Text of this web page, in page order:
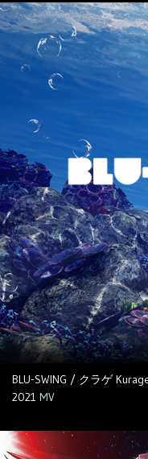
BLU-SWING / クラゲ
2021 MV